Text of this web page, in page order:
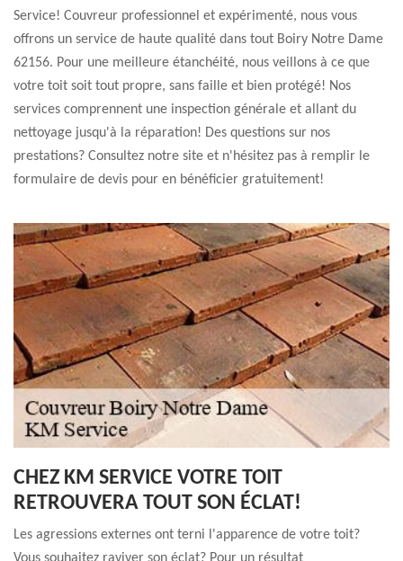
Service! Couvreur professionnel et expérimenté, nous vous
offrons un service de haute qualité dans tout Boiry Notre Dame
62156. Pour une meilleure étanchéité, nous veillons à ce que
votre toit soit tout propre, sans faille et bien protégé! Nos
services comprennent une inspection générale et allant du
nettoyage jusqu'à la réparation! Des questions sur nos
prestations? Consultez notre site et n'hésitez pas à remplir le
formulaire de devis pour en bénéficier gratuitement!
CHEZ KM SERVICE VOTRE TOIT
RETROUVERA TOUT SON ÉCLAT!
Les agressions externes ont terni l'apparence de votre toit?